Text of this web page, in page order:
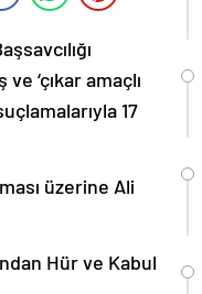
‘çıkar amaçlı
17
üzerine Ali
Hür ve Kabul